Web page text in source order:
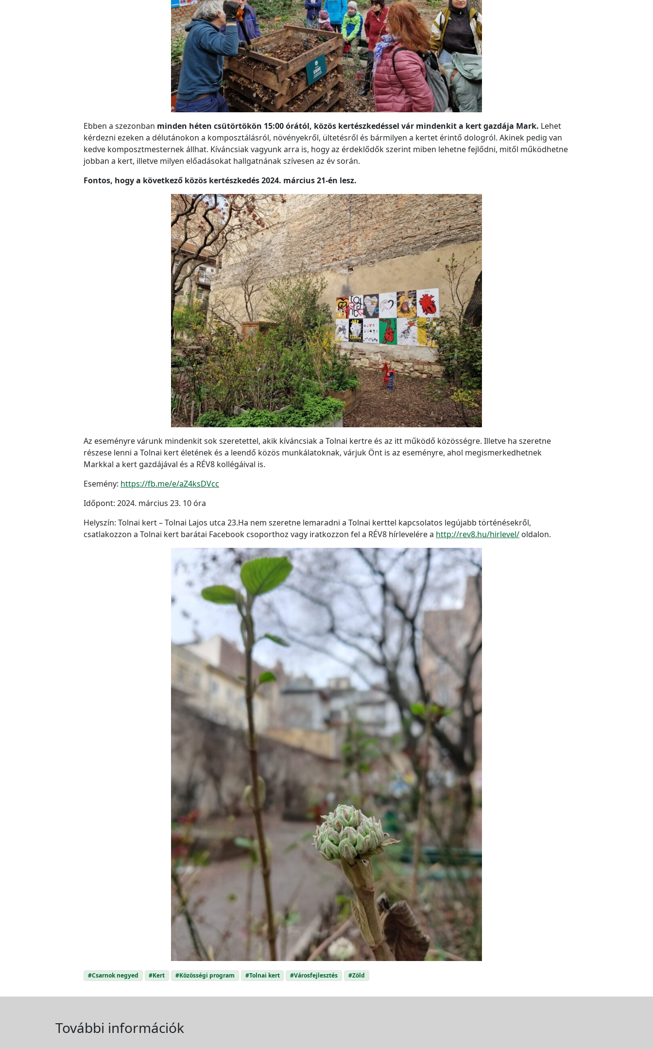
Ebben a szezonban minden héten csütörtökön 15:00 órától, közös kertészkedéssel vár mindenkit a kert gazdája Mark. Lehet
kérdezni ezeken a délutánokon a komposztálásról, növényekről, ültetésről és bármilyen a kertet érintő dologról. Akinek pedig van
kedve komposztmesternek állhat. Kíváncsiak vagyunk arra is, hogy az érdeklődők szerint miben lehetne fejlődni, mitől működhetne
jobban a kert, illetve milyen előadásokat hallgatnának szívesen az év során.
Fontos, hogy a következő közös kertészkedés 2024. március 21-én lesz.
Az eseményre várunk mindenkit sok szeretettel, akik kíváncsiak a Tolnai kertre és az itt működő közösségre. Illetve ha szeretne
részese lenni a Tolnai kert életének és a leendő közös munkálatoknak, várjuk Önt is az eseményre, ahol megismerkedhetnek
Markkal a kert gazdájával és a RÉV8 kollégáival is.
Esemény: https://fb.me/e/aZ4ksDVcc
Időpont: 2024. március 23. 10 óra
Helyszín: Tolnai kert – Tolnai Lajos utca 23.Ha nem szeretne lemaradni a Tolnai kerttel kapcsolatos legújabb történésekről,
csatlakozzon a Tolnai kert barátai Facebook csoporthoz vagy iratkozzon fel a RÉV8 hírlevelére a http://rev8.hu/hirlevel/ oldalon.
#Csarnok negyed #Kert #Közösségi program #Tolnai kert #Városfejlesztés #Zöld
További információk